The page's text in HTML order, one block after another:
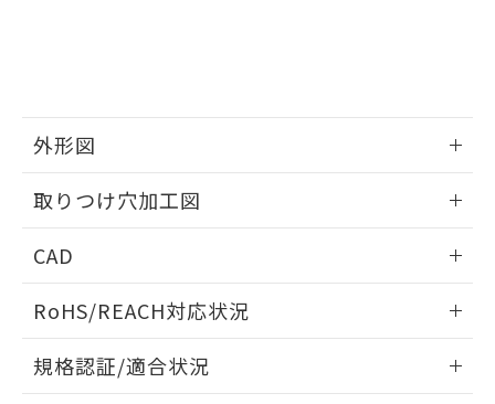
外形図
取りつけ穴加工図
CAD
ドすることができます。
ログイン/会員登録
RoHS/REACH対応状況
規格認証/適合状況
指します。
51物質の非含有証明書（当社基準）
※本証明書は発行日時点で非含有を証明す
るもので、過去に遡って非含有を証明する
ものではありません。
また、RoHS指令のフタル酸エステル類４
欄に対応日を記載しておりました。
既に当社にて対応品への在庫切替を完了
していることから、特段のことがない限
り、2022年1月12日より割愛しておりま
す。